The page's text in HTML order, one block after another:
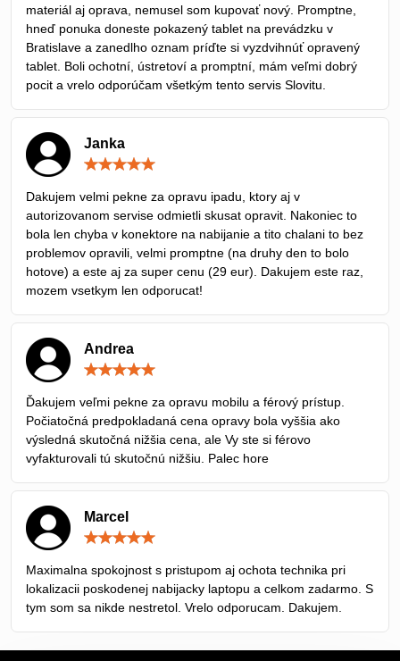
materiál aj oprava, nemusel som kupovať nový. Promptne,
hneď ponuka doneste pokazený tablet na prevádzku v
Bratislave a zanedlho oznam príďte si vyzdvihnúť opravený
tablet. Boli ochotní, ústretoví a promptní, mám veľmi dobrý
pocit a vrelo odporúčam všetkým tento servis Slovitu.
Janka
5
Dakujem velmi pekne za opravu ipadu, ktory aj v
autorizovanom servise odmietli skusat opravit. Nakoniec to
bola len chyba v konektore na nabijanie a tito chalani to bez
problemov opravili, velmi promptne (na druhy den to bolo
hotove) a este aj za super cenu (29 eur). Dakujem este raz,
mozem vsetkym len odporucat!
Andrea
5
Ďakujem veľmi pekne za opravu mobilu a férový prístup.
Počiatočná predpokladaná cena opravy bola vyššia ako
výsledná skutočná nižšia cena, ale Vy ste si férovo
vyfakturovali tú skutočnú nižšiu. Palec hore
Marcel
5
Maximalna spokojnost s pristupom aj ochota technika pri
lokalizacii poskodenej nabijacky laptopu a celkom zadarmo. S
tym som sa nikde nestretol. Vrelo odporucam. Dakujem.